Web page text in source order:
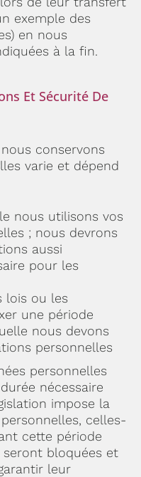
exemple des
en nous
à la fin.
Et Sécurité De
conservons
varie et dépend
nous utilisons vos
; nous devrons
aussi
pour les
lois ou les
une période
nous devons
personnelles
personnelles
nécessaire
impose la
celles-
cette période
seront bloquées et
leur